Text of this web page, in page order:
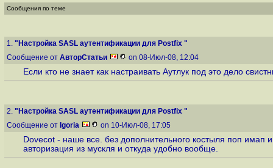
Сообщения по теме
1. "Настройка SASL аутентификации для Postfix "
Сообщение от АвторСтатьи on 08-Июл-08, 12:04
Если кто не знает как настраивать Аутлук под это дело
2. "Настройка SASL аутентификации для Postfix "
Сообщение от Igoria on 10-Июл-08, 17:05
Dovecot - наше все. без дополнительного костыля поп имап
авторизация из мускля и откуда удобно вообще.